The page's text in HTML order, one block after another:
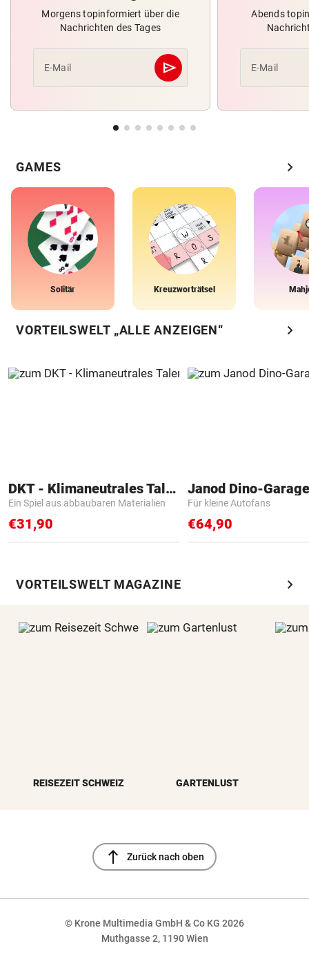
Morgens topinformiert über die
Nachrichten des Tages
E-Mail send
Abschicken
Abends
E-Mail
GAMES chevron_right
Solitär Kreuzworträtsel
VORTEILSWELT „ALLE ANZEIGEN“ chevron_right
DKT - Klimaneutrales Talent
Ein Spiel aus abbaubaren Materialien
€31,90
Janod Dino-Garage
Für kleine Autofans
€64,90
VORTEILSWELT MAGAZINE chevron_right
REISEZEIT SCHWEIZ GARTENLUST
north Zurück nach oben
© Krone Multimedia GmbH & Co KG 2026
Muthgasse 2, 1190 Wien